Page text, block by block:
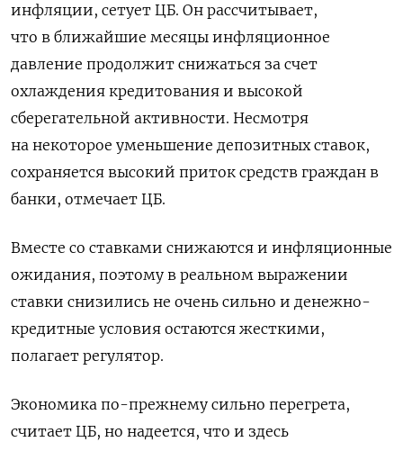
инфляции, сетует ЦБ. Он рассчитывает,
что в ближайшие месяцы инфляционное
давление продолжит снижаться за счет
охлаждения кредитования и высокой
сберегательной активности. Несмотря
на некоторое уменьшение депозитных ставок,
сохраняется высокий приток средств граждан в
банки, отмечает ЦБ.
Вместе со ставками снижаются и инфляционные
ожидания, поэтому в реальном выражении
ставки снизились не очень сильно и денежно-
кредитные условия остаются жесткими,
полагает регулятор.
Экономика по-прежнему сильно перегрета,
считает ЦБ, но надеется, что и здесь